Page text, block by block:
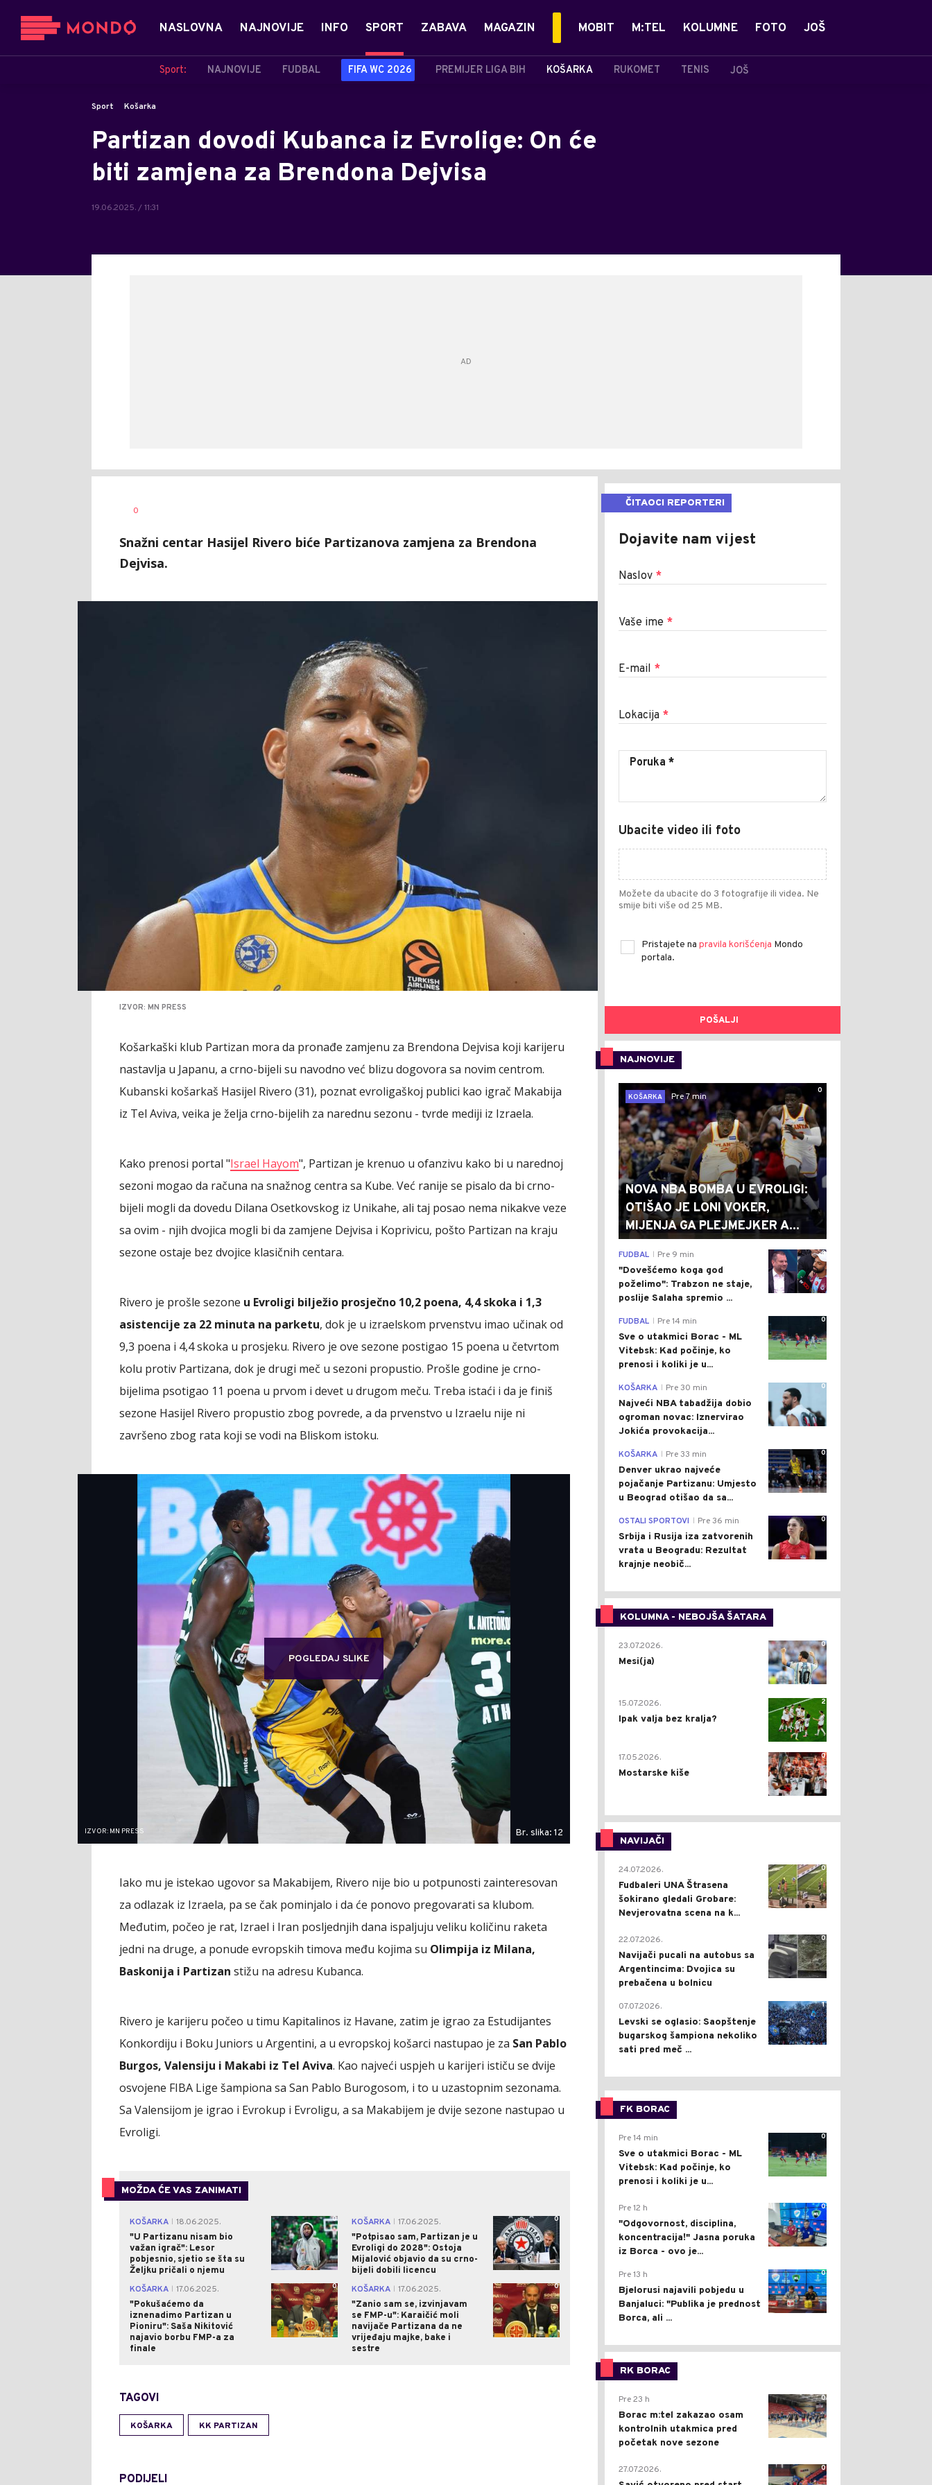
NASLOVNA NAJNOVIJE INFO SPORT
Sport: NAJNOVIJE FUDBAL FIFA WC 2026 PREMIJER LIGA BIH KOŠARKA RUKOMET TENIS JOŠ
ZABAVA MAGAZIN MOBIT M:TEL KOLUMNE FOTO JOŠ
Sport Košarka
Partizan dovodi Kubanca iz Evrolige: On će
biti zamjena za Brendona Dejvisa
19.06.2025. / 11:31
0
Snažni centar Hasijel Rivero biće Partizanova zamjena za Brendona
Dejvisa.
IZVOR: MN PRESS
Košarkaški klub Partizan mora da pronađe zamjenu za Brendona Dejvisa koji karijeru
nastavlja u Japanu, a crno-bijeli su navodno već blizu dogovora sa novim centrom.
Kubanski košarkaš Hasijel Rivero (31), poznat evroligaškoj publici kao igrač Makabija
iz Tel Aviva, veika je želja crno-bijelih za narednu sezonu - tvrde mediji iz Izraela.
Kako prenosi portal "Israel Hayom", Partizan je krenuo u ofanzivu kako bi u narednoj
sezoni mogao da računa na snažnog centra sa Kube. Već ranije se pisalo da bi crno-
bijeli mogli da dovedu Dilana Osetkovskog iz Unikahe, ali taj posao nema nikakve veze
sa ovim - njih dvojica mogli bi da zamjene Dejvisa i Koprivicu, pošto Partizan na kraju
sezone ostaje bez dvojice klasičnih centara.
Rivero je prošle sezone u Evroligi bilježio prosječno 10,2 poena, 4,4 skoka i 1,3
asistencije za 22 minuta na parketu, dok je u izraelskom prvenstvu imao učinak od
9,3 poena i 4,4 skoka u prosjeku. Rivero je ove sezone postigao 15 poena u četvrtom
kolu protiv Partizana, dok je drugi meč u sezoni propustio. Prošle godine je crno-
bijelima psotigao 11 poena u prvom i devet u drugom meču. Treba istaći i da je finiš
sezone Hasijel Rivero propustio zbog povrede, a da prvenstvo u Izraelu nije ni
završeno zbog rata koji se vodi na Bliskom istoku.
POGLEDAJ SLIKE
IZVOR: MN PRESS Br. slika: 12
Iako mu je istekao ugovor sa Makabijem, Rivero nije bio u potpunosti zainteresovan
za odlazak iz Izraela, pa se čak pominjalo i da će ponovo pregovarati sa klubom.
Međutim, počeo je rat, Izrael i Iran posljednjih dana ispaljuju veliku količinu raketa
jedni na druge, a ponude evropskih timova među kojima su Olimpija iz Milana,
Baskonija i Partizan stižu na adresu Kubanca.
Rivero je karijeru počeo u timu Kapitalinos iz Havane, zatim je igrao za Estudijantes
Konkordiju i Boku Juniors u Argentini, a u evropskoj košarci nastupao je za San Pablo
Burgos, Valensiju i Makabi iz Tel Aviva. Kao najveći uspjeh u karijeri ističu se dvije
osvojene FIBA Lige šampiona sa San Pablo Burogosom, i to u uzastopnim sezonama.
Sa Valensijom je igrao i Evrokup i Evroligu, a sa Makabijem je dvije sezone nastupao u
Evroligi.
MOŽDA ĆE VAS ZANIMATI
KOŠARKA
18.06.2025.
"U Partizanu nisam bio
važan igrač": Lesor
pobjesnio, sjetio se šta su
Željku pričali o njemu
0 KOŠARKA
17.06.2025.
"Potpisao sam, Partizan je u
Evroligi do 2028": Ostoja
Mijalović objavio da su crno-
bijeli dobili licencu
0
KOŠARKA
17.06.2025.
"Pokušaćemo da
iznenadimo Partizan u
Pioniru": Saša Nikitović
najavio borbu FMP-a za
finale
0 KOŠARKA
17.06.2025.
"Zanio sam se, izvinjavam
se FMP-u": Karaičić moli
navijače Partizana da ne
vrijeđaju majke, bake i
sestre
0
TAGOVI
KOŠARKA KK PARTIZAN
PODIJELI
ČITAOCI REPORTERI
Dojavite nam vijest
Naslov *
Vaše ime *
E-mail *
Lokacija *
Ubacite video ili foto
Možete da ubacite do 3 fotografije ili videa. Ne
smije biti više od 25 MB.
Pristajete na pravila korišćenja Mondo
portala.
POŠALJI
NAJNOVIJE
0
KOŠARKA
Pre 7 min
NOVA NBA BOMBA U EVROLIGI:
OTIŠAO JE LONI VOKER,
MIJENJA GA PLEJMEJKER A...
0
FUDBAL Pre 9 min
"Dovešćemo koga god
poželimo": Trabzon ne staje,
poslije Salaha spremio ...
0
FUDBAL Pre 14 min
Sve o utakmici Borac - ML
Vitebsk: Kad počinje, ko
prenosi i koliki je u...
0
KOŠARKA Pre 30 min
Najveći NBA tabadžija dobio
ogroman novac: Iznervirao
Jokića provokacija...
0
KOŠARKA Pre 33 min
Denver ukrao najveće
pojačanje Partizanu: Umjesto
u Beograd otišao da sa...
0
OSTALI SPORTOVI Pre 36 min
Srbija i Rusija iza zatvorenih
vrata u Beogradu: Rezultat
krajnje neobič...
KOLUMNA - NEBOJŠA ŠATARA
0
23.07.2026.
Mesi(ja)
2
15.07.2026.
Ipak valja bez kralja?
0
17.05.2026.
Mostarske kiše
NAVIJAČI
0
24.07.2026.
Fudbaleri UNA Štrasena
šokirano gledali Grobare:
Nevjerovatna scena na k...
0
22.07.2026.
Navijači pucali na autobus sa
Argentincima: Dvojica su
prebačena u bolnicu
1
07.07.2026.
Levski se oglasio: Saopštenje
bugarskog šampiona nekoliko
sati pred meč ...
FK BORAC
0
Pre 14 min
Sve o utakmici Borac - ML
Vitebsk: Kad počinje, ko
prenosi i koliki je u...
0
Pre 12 h
"Odgovornost, disciplina,
koncentracija!" Jasna poruka
iz Borca - ovo je...
0
Pre 13 h
Bjelorusi najavili pobjedu u
Banjaluci: "Publika je prednost
Borca, ali ...
RK BORAC
0
Pre 23 h
Borac m:tel zakazao osam
kontrolnih utakmica pred
početak nove sezone
0
27.07.2026.